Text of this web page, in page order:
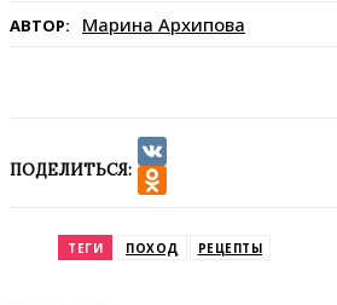
АВТОР: Марина Архипова
ПОДЕЛИТЬСЯ:
VK
ТЕГИ ПОХОД РЕЦЕПТЫ